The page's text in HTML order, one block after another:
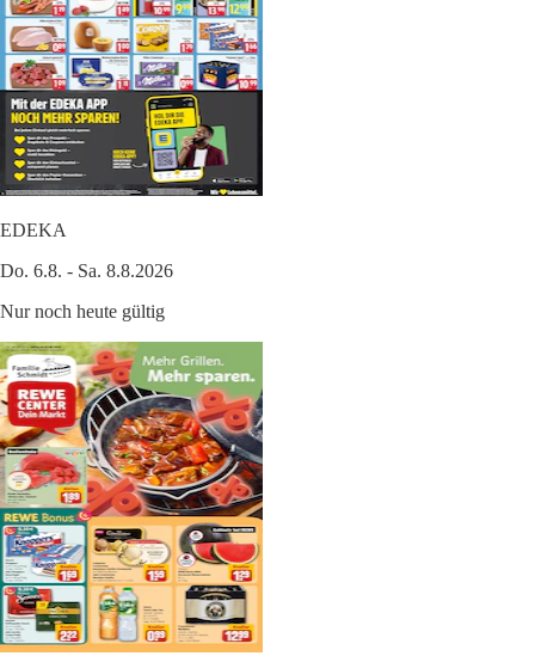
EDEKA
Do. 6.8. - Sa. 8.8.2026
Nur noch heute gültig